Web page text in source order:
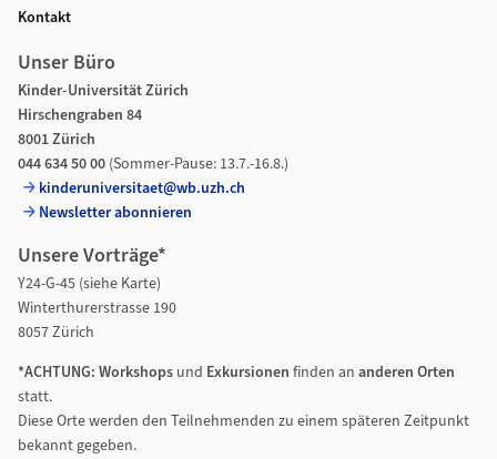
Kontakt
Unser Büro
Kinder-Universität Zürich
Hirschengraben 84
8001 Zürich
044 634 50 00 (Sommer-Pause: 13.7.-16.8.)
kinderuniversitaet@wb.uzh.ch
Newsletter abonnieren
Unsere Vorträge*
Y24-G-45 (siehe Karte)
Winterthurerstrasse 190
8057 Zürich
*ACHTUNG: Workshops und Exkursionen finden an anderen Orten
statt.
Diese Orte werden den Teilnehmenden zu einem späteren Zeitpunkt
bekannt gegeben.